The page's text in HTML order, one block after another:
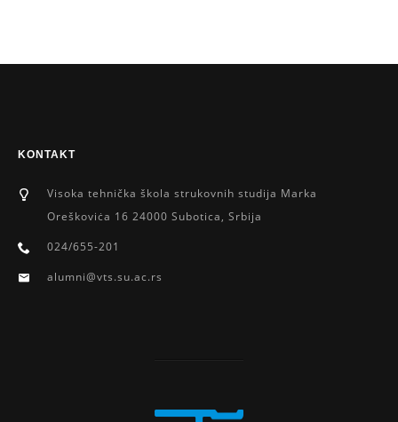
KONTAKT
Visoka tehnička škola strukovnih studija Marka
Oreškoviċa 16 24000 Subotica, Srbija
024/655-201
alumni@vts.su.ac.rs